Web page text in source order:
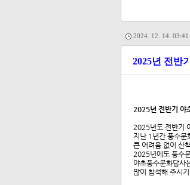
2024. 12. 14. 03:41
2025년 전반
2025년 전반기 야
2025년도 전반기
지난 1년간 풍수문
큰 어려움 없이 산
2025년에도 풍수
야초풍수문화답사
많이 참석해 주시